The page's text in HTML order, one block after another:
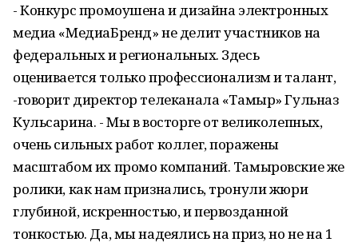
- Конкурс промоушена и дизайна электронных
медиа «МедиаБренд» не делит участников на
федеральных и региональных. Здесь
оценивается только профессионализм и талант,
-говорит директор телеканала «Тамыр» Гульназ
Кульсарина. - Мы в восторге от великолепных,
очень сильных работ коллег, поражены
масштабом их промо компаний. Тамыровские же
ролики, как нам признались, тронули жюри
глубиной, искренностью, и первозданной
тонкостью. Да, мы надеялись на приз, но не на 1